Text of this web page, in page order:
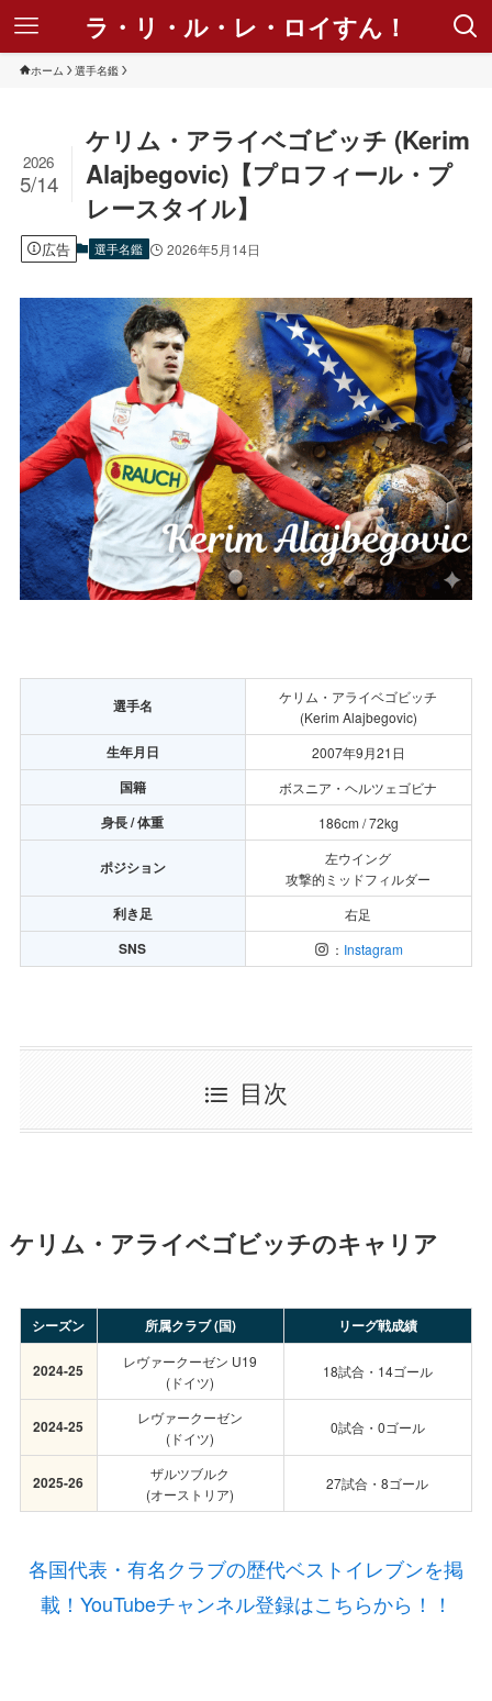
ラ・リ・ル・レ・ロイすん！
ホーム 選手名鑑
ケリム・アライベゴビッチ (Kerim
Alajbegovic)【プロフィール・プ
レースタイル】
2026
5/14
広告 選手名鑑 2026年5月14日
選手名
ケリム・アライベゴビッチ
(Kerim Alajbegovic)
生年月日 2007年9月21日
国籍 ボスニア・ヘルツェゴビナ
身長 / 体重 186cm / 72kg
ポジション
左ウイング
攻撃的ミッドフィルダー
利き足 右足
SNS ： Instagram
目次
ケリム・アライベゴビッチのキャリア
シーズン 所属クラブ (国) リーグ戦成績
2024-25
レヴァークーゼン U19
(ドイツ)
18試合・14ゴール
2024-25
レヴァークーゼン
(ドイツ)
0試合・0ゴール
2025-26
ザルツブルク
(オーストリア)
27試合・8ゴール
各国代表・有名クラブの歴代ベストイレブンを掲
載！YouTubeチャンネル登録はこちらから！！